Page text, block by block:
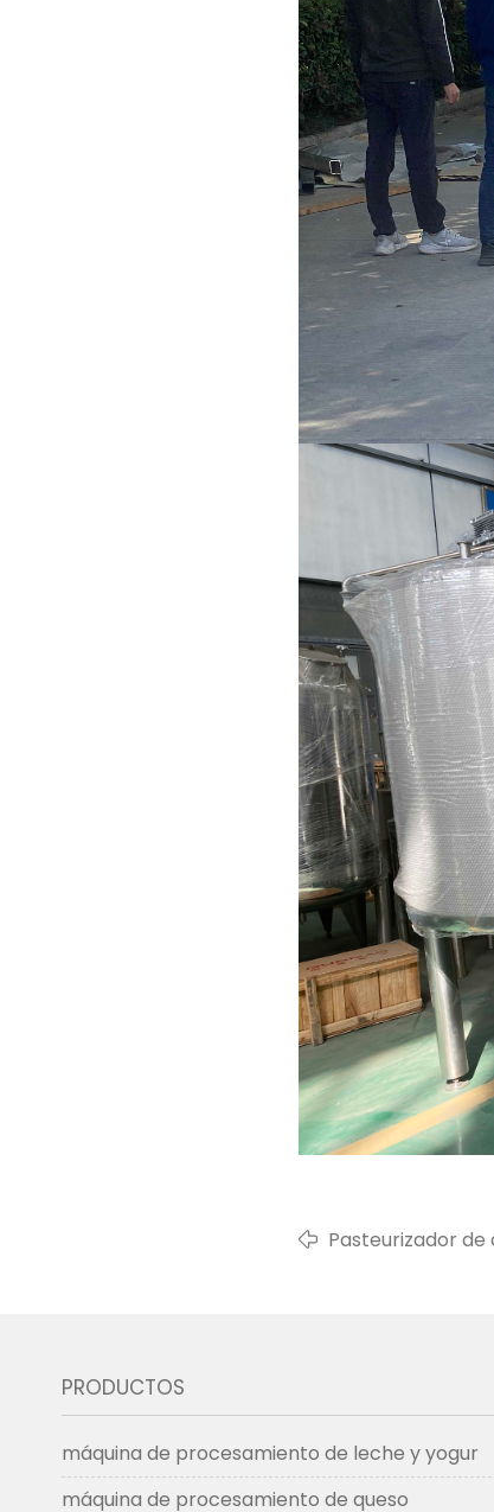
Pasteurizador de
PRODUCTOS
máquina de procesamiento de leche y yogur
máquina de procesamiento de queso